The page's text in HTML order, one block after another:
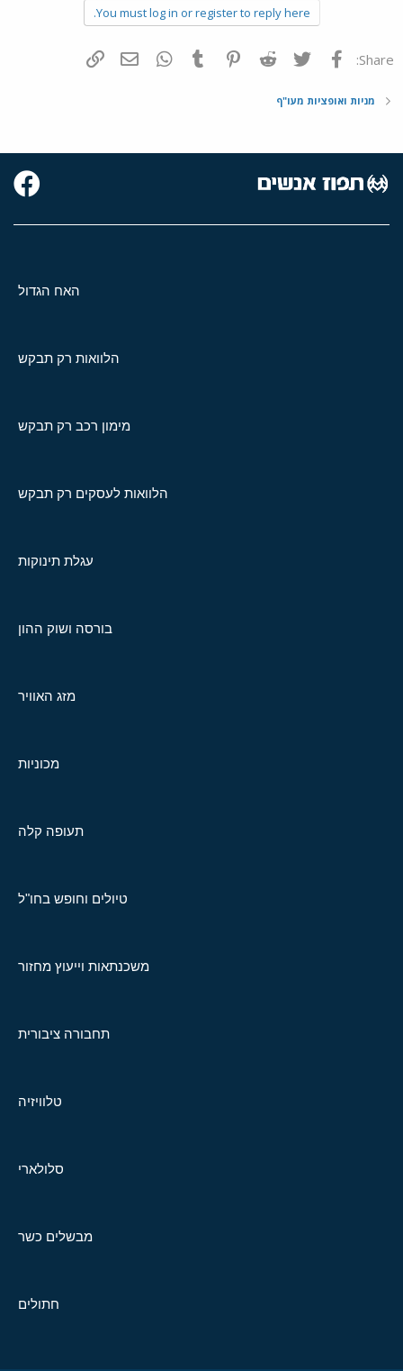
You must log in or register to reply here.
Share: פייסבוק Twitter
Reddit
Pinterest
Tumblr
WhatsAppדואר אלקטרוני
מניות ואופציות מעו"ף
האח הגדול
הלוואות רק תבקש
מימון רכב רק תבקש
הלוואות לעסקים רק תבקש
עגלת תינוקות
בורסה ושוק ההון
מזג האוויר
מכוניות
תעופה קלה
טיולים וחופש בחו"ל
משכנתאות וייעוץ מחזור
תחבורה ציבורית
טלוויזיה
סלולארי
מבשלים כשר
חתולים